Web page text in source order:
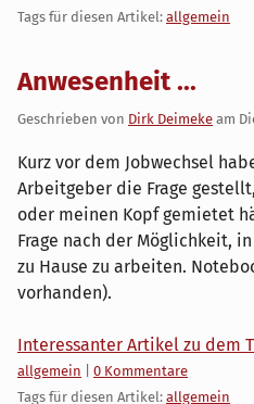
Tags für diesen Artikel: allgemein
Anwesenheit ...
Geschrieben von Dirk Deimeke am
Kurz vor dem Jobwechsel
Arbeitgeber die Frage
oder meinen Kopf gemietet
Frage nach der Möglichkeit,
zu Hause zu arbeiten.
vorhanden).
Interessanter Artikel zu dem
Kategorien:
allgemein
0 Kommentare
Tags für diesen Artikel: allgemein